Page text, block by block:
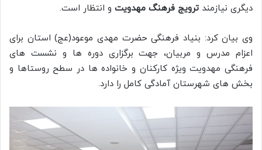
دیگری نیازمند ترویج فرهنگ مهدویت و انتظار است.
وی بیان کرد: بنیاد فرهنگی حضرت مهدی موعود(عج) استان برای
اعزام مدرس و مربیان، جهت برگزاری دوره ها و نشست های
فرهنگی مهدویت ویژه کارکنان و خانواده ها در سطح روستاها و
بخش های شهرستان آمادگی کامل را دارد.